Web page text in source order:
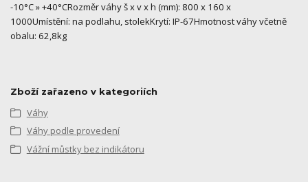
-10°C » +40°CRozměr váhy š x v x h (mm): 800 x 160 x
1000Umístění: na podlahu, stolekKrytí: IP-67Hmotnost váhy včetně
obalu: 62,8kg
Zboží zařazeno v kategoriích
Váhy
Váhy podle provedení
Vážní můstky bez indikátoru